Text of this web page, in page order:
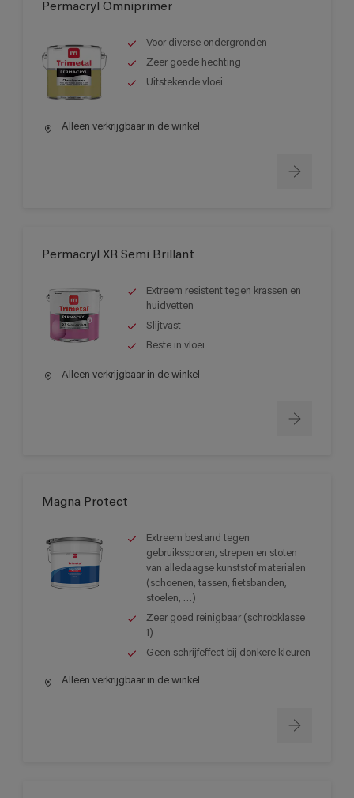
Permacryl Omniprimer
Voor diverse ondergronden
Zeer goede hechting
Uitstekende vloei
Alleen verkrijgbaar in de winkel
Permacryl XR Semi Brillant
Extreem resistent tegen krassen en
huidvetten
Slijtvast
Beste in vloei
Alleen verkrijgbaar in de winkel
Magna Protect
Extreem bestand tegen
gebruikssporen, strepen en stoten
van alledaagse kunststof materialen
(schoenen, tassen, fietsbanden,
stoelen, …)
Zeer goed reinigbaar (schrobklasse
1)
Geen schrijfeffect bij donkere kleuren
Alleen verkrijgbaar in de winkel